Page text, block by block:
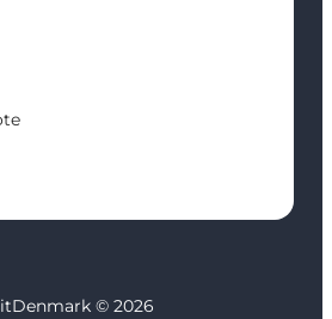
© 2026